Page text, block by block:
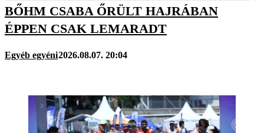
BŐHM CSABA ŐRÜLT HAJRÁBAN
ÉPPEN CSAK LEMARADT
Egyéb egyéni2026.08.07. 20:04